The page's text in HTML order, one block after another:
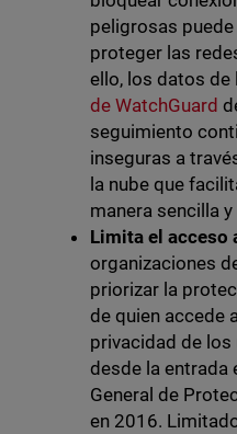
peligrosas
proteger las
ello, los datos de
de WatchGuard
seguimiento
inseguras a
la nube que
manera sencilla
Limita el acceso
organizaciones
priorizar la
de quien accede
privacidad de
desde la entrada
General de
en 2016.